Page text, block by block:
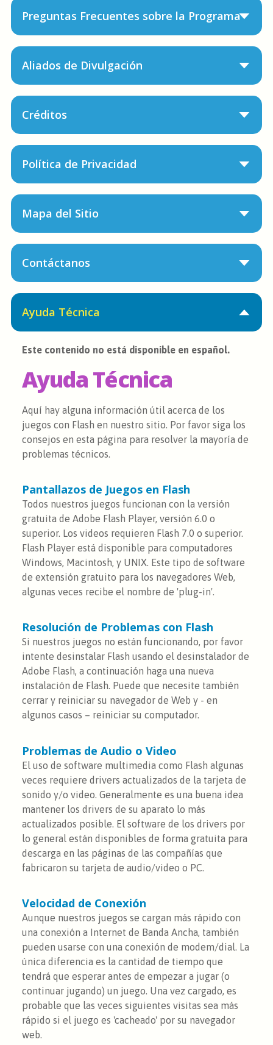
Preguntas Frecuentes sobre la Programa
Aliados de Divulgación
Créditos
Política de Privacidad
Mapa del Sitio
Contáctanos
Ayuda Técnica
Este contenido no está disponible en español.
Ayuda Técnica
Aquí hay alguna información útil acerca de los
juegos con Flash en nuestro sitio. Por favor siga los
consejos en esta página para resolver la mayoría de
problemas técnicos.
Pantallazos de Juegos en Flash
Todos nuestros juegos funcionan con la versión
gratuita de Adobe Flash Player, versión 6.0 o
superior. Los videos requieren Flash 7.0 o superior.
Flash Player está disponible para computadores
Windows, Macintosh, y UNIX. Este tipo de software
de extensión gratuito para los navegadores Web,
algunas veces recibe el nombre de 'plug-in'.
Resolución de Problemas con Flash
Si nuestros juegos no están funcionando, por favor
intente desinstalar Flash usando el desinstalador de
Adobe Flash, a continuación haga una nueva
instalación de Flash. Puede que necesite también
cerrar y reiniciar su navegador de Web y - en
algunos casos – reiniciar su computador.
Problemas de Audio o Video
El uso de software multimedia como Flash algunas
veces requiere drivers actualizados de la tarjeta de
sonido y/o video. Generalmente es una buena idea
mantener los drivers de su aparato lo más
actualizados posible. El software de los drivers por
lo general están disponibles de forma gratuita para
descarga en las páginas de las compañías que
fabricaron su tarjeta de audio/video o PC.
Velocidad de Conexión
Aunque nuestros juegos se cargan más rápido con
una conexión a Internet de Banda Ancha, también
pueden usarse con una conexión de modem/dial. La
única diferencia es la cantidad de tiempo que
tendrá que esperar antes de empezar a jugar (o
continuar jugando) un juego. Una vez cargado, es
probable que las veces siguientes visitas sea más
rápido si el juego es 'cacheado' por su navegador
web.